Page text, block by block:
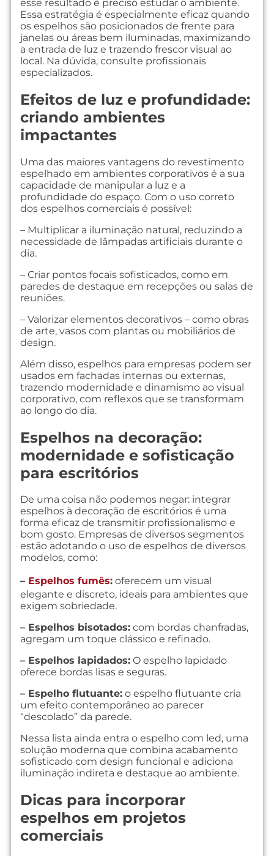
esse resultado é preciso estudar o ambiente.
Essa estratégia é especialmente eficaz quando
os espelhos são posicionados de frente para
janelas ou áreas bem iluminadas, maximizando
a entrada de luz e trazendo frescor visual ao
local. Na dúvida, consulte profissionais
especializados.
Efeitos de luz e profundidade:
criando ambientes
impactantes
Uma das maiores vantagens do revestimento
espelhado em ambientes corporativos é a sua
capacidade de manipular a luz e a
profundidade do espaço. Com o uso correto
dos espelhos comerciais é possível:
– Multiplicar a iluminação natural, reduzindo a
necessidade de lâmpadas artificiais durante o
dia.
– Criar pontos focais sofisticados, como em
paredes de destaque em recepções ou salas de
reuniões.
– Valorizar elementos decorativos – como obras
de arte, vasos com plantas ou mobiliários de
design.
Além disso, espelhos para empresas podem ser
usados em fachadas internas ou externas,
trazendo modernidade e dinamismo ao visual
corporativo, com reflexos que se transformam
ao longo do dia.
Espelhos na decoração:
modernidade e sofisticação
para escritórios
De uma coisa não podemos negar: integrar
espelhos à decoração de escritórios é uma
forma eficaz de transmitir profissionalismo e
bom gosto. Empresas de diversos segmentos
estão adotando o uso de espelhos de diversos
modelos, como:
– Espelhos fumês: oferecem um visual
elegante e discreto, ideais para ambientes que
exigem sobriedade.
– Espelhos bisotados: com bordas chanfradas,
agregam um toque clássico e refinado.
– Espelhos lapidados: O espelho lapidado
oferece bordas lisas e seguras.
– Espelho flutuante: o espelho flutuante cria
um efeito contemporâneo ao parecer
“descolado” da parede.
Nessa lista ainda entra o espelho com led, uma
solução moderna que combina acabamento
sofisticado com design funcional e adiciona
iluminação indireta e destaque ao ambiente.
Dicas para incorporar
espelhos em projetos
comerciais